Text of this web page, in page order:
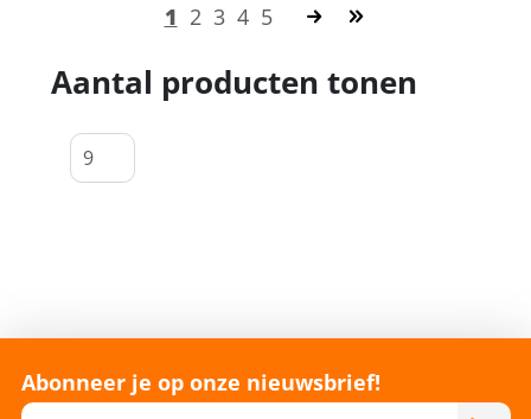
1 2 3 4 5
Aantal producten tonen
Abonneer je op onze nieuwsbrief!